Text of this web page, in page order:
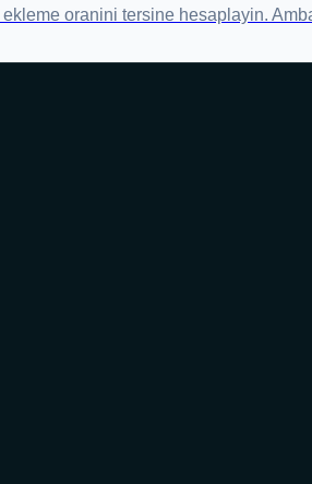
oranini tersine hesaplayin.